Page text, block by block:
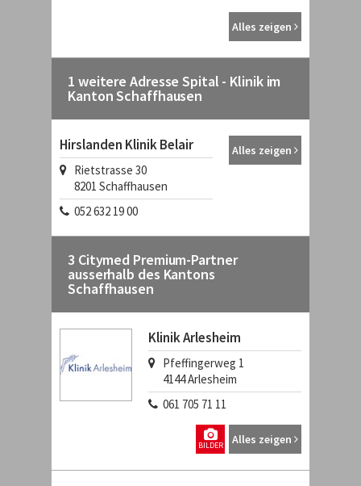
Alles zeigen
1 weitere Adresse Spital - Klinik im
Kanton Schaffhausen
Hirslanden Klinik Belair
Rietstrasse 30
8201 Schaffhausen
052 632 19 00
Alles zeigen
3 Citymed Premium-Partner
ausserhalb des Kantons
Schaffhausen
Klinik Arlesheim
Pfeffingerweg 1
4144Arlesheim
061 705 71 11
Alles zeigen
BILDER